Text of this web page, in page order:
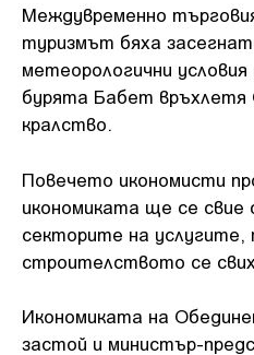
Междувременно
туризмът бяха
метеорологични
бурята Бабет връхлетя
кралство.
Повечето икономисти
икономиката ще се свие
секторите на услугите,
строителството се
Икономиката на
застой и министър-